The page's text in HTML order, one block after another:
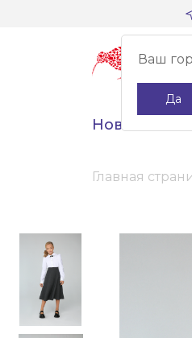
Ваш
Да
Новинки
Главная